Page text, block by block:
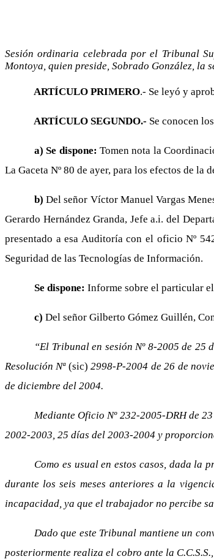
Sesión ordinaria celebrada por el Tribunal
Montoya, quien preside, Sobrado González,
ARTÍCULO PRIMERO.- Se leyó y
ARTÍCULO SEGUNDO.- Se conocen
a) Se dispone:Tomen nota la
La Gaceta Nº 80 de ayer, para los efectos de
b)Del señor Víctor Manuel Vargas
Gerardo Hernández Granda, Jefe a.i. del
presentado a esa Auditoría con el oficio Nº
Seguridad de las Tecnologías de Información.
Se dispone: Informe sobre el particular
c) Del señor Gilberto Gómez Guillén,
“El Tribunal en sesión Nº 8-2005 de 25
Resolución Nª (sic) 2998-P-2004 de 26 de
de diciembre del 2004.
Mediante Oficio Nº 232-2005-DRH de
2002-2003, 25 días del 2003-2004 y
Como es usual en estos casos, dada
durante los seis meses anteriores a la
incapacidad, ya que el trabajador no percibe
Dado que este Tribunal mantiene un
posteriormente realiza el cobro ante la